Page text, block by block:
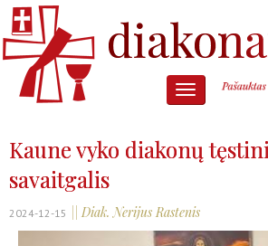
Kaune vyko diakonų
savaitgalis
2024-12-15 || Diak. Nerijus Rastenis